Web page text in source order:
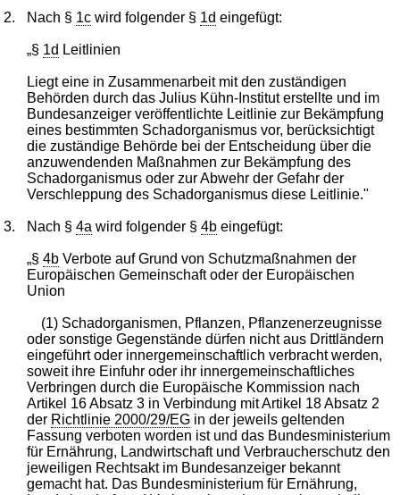
2. Nach § 1c wird folgender § 1d eingefügt:
„§ 1d Leitlinien
Liegt eine in Zusammenarbeit mit den zuständigen
Behörden durch das Julius Kühn-Institut erstellte und im
Bundesanzeiger veröffentlichte Leitlinie zur Bekämpfung
eines bestimmten Schadorganismus vor, berücksichtigt
die zuständige Behörde bei der Entscheidung über die
anzuwendenden Maßnahmen zur Bekämpfung des
Schadorganismus oder zur Abwehr der Gefahr der
Verschleppung des Schadorganismus diese Leitlinie."
3. Nach §4a wird folgender §4b eingefügt:
„§4b Verbote auf Grund von Schutzmaßnahmen der
Europäischen Gemeinschaft oder der Europäischen
Union
(1) Schadorganismen, Pflanzen, Pflanzenerzeugnisse
oder sonstige Gegenstände dürfen nicht aus Drittländern
eingeführt oder innergemeinschaftlich verbracht werden,
soweit ihre Einfuhr oder ihr innergemeinschaftliches
Verbringen durch die Europäische Kommission nach
Artikel 16 Absatz 3 in Verbindung mit Artikel 18 Absatz 2
der Richtlinie 2000/29/EG in der jeweils geltenden
Fassung verboten worden ist und das Bundesministerium
für Ernährung, Landwirtschaft und Verbraucherschutz den
jeweiligen Rechtsakt im Bundesanzeiger bekannt
gemacht hat. Das Bundesministerium für Ernährung,